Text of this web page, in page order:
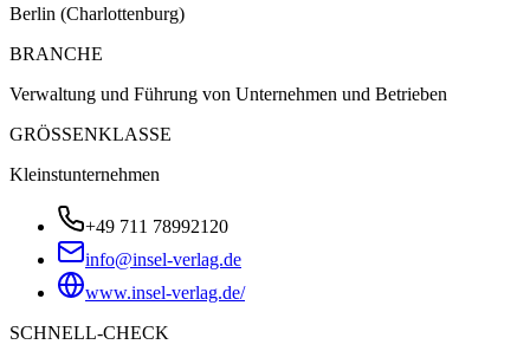
Berlin (Charlottenburg)
BRANCHE
Verwaltung und Führung von Unternehmen und Betrieben
GRÖSSENKLASSE
Kleinstunternehmen
+49 711 78992120
info@insel-verlag.de
www.insel-verlag.de/
SCHNELL-CHECK